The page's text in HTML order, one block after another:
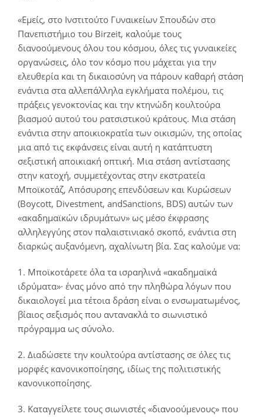
«Εμείς, στο Ινστιτούτο Γυναικείων Σπουδών στο
Πανεπιστήμιο του Birzeit, καλούμε τους
διανοούμενους όλου του κόσμου, όλες τις γυναικείες
οργανώσεις, όλο τον κόσμο που μάχεται για την
ελευθερία και τη δικαιοσύνη να πάρουν καθαρή στάση
ενάντια στα αλλεπάλληλα εγκλήματα πολέμου, τις
πράξεις γενοκτονίας και την κτηνώδη κουλτούρα
βιασμού αυτού του ρατσιστικού κράτους. Μια στάση
ενάντια στην αποικιοκρατία των οικισμών, της οποίας
μια από τις εκφάνσεις είναι αυτή η κατάπτυστη
σεξιστική αποικιακή οπτική. Μια στάση αντίστασης
στην κατοχή, συμμετέχοντας στην εκστρατεία
Μποϊκοτάζ, Απόσυρσης επενδύσεων και Κυρώσεων
(Boycott, Divestment, andSanctions, BDS) αυτών των
«ακαδημαϊκών ιδρυμάτων» ως μέσο έκφρασης
αλληλεγγύης στον παλαιστινιακό σκοπό, ενάντια στη
διαρκώς αυξανόμενη, αχαλίνωτη βία. Σας καλούμε να:
1. Μποϊκοτάρετε όλα τα ισραηλινά «ακαδημαϊκά
ιδρύματα»· ένας μόνο από την πληθώρα λόγων που
δικαιολογεί μια τέτοια δράση είναι ο ενσωματωμένος,
βίαιος σεξισμός που αντανακλά το σιωνιστικό
πρόγραμμα ως σύνολο.
2. Διαδώσετε την κουλτούρα αντίστασης σε όλες τις
μορφές κανονικοποίησης, ιδίως της πολιτιστικής
κανονικοποίησης.
3. Καταγγείλετε τους σιωνιστές «διανοούμενους» που